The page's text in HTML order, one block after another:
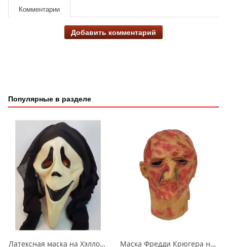
Комментарии
Добавить комментарий
Популярные в разделе
Латексная маска на Хэллоуин - «Крик»
Маска Фредди Крюгера на Хэллоуин